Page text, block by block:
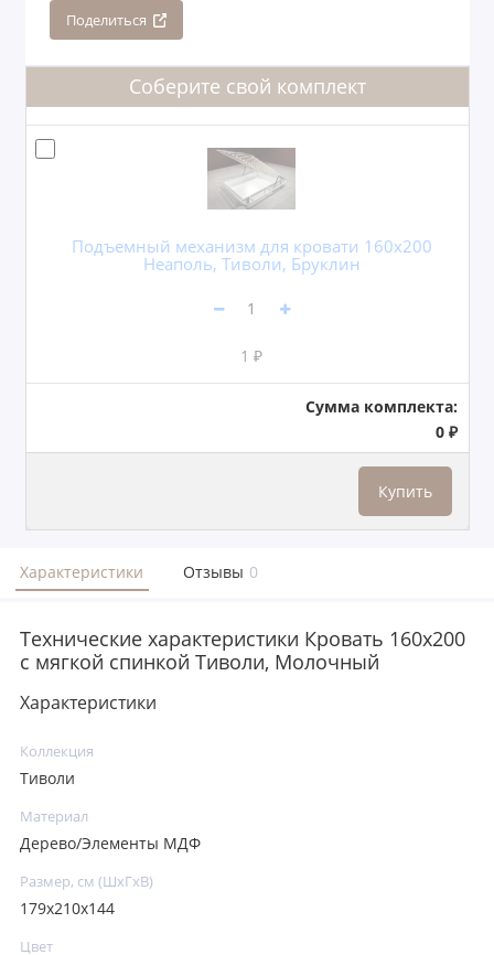
Поделиться
Соберите свой комплект
Подъемный механизм для кровати 160x200
Неаполь, Тиволи, Бруклин
1 ₽
Сумма комплекта:
0 ₽
Купить
Характеристики Отзывы 0
Технические характеристики Кровать 160x200
с мягкой спинкой Тиволи, Молочный
Характеристики
Коллекция
Тиволи
Материал
Дерево/Элементы МДФ
Размер, см (ШхГхВ)
179x210x144
Цвет